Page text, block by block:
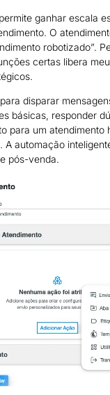
ganhar escala
O
robotizado”.
certas libera
disparar
básicas, responder
para um atendimento
A automação
pós-venda.